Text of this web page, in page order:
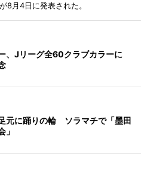
8月4日に発表された。
、Jリーグ全60クラブカラーに
元に踊りの輪 ソラマチで「墨田
」